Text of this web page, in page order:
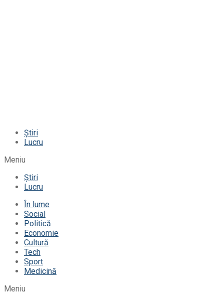
Știri
Lucru
Meniu
Știri
Lucru
În lume
Social
Politică
Economie
Cultură
Tech
Sport
Medicină
Meniu